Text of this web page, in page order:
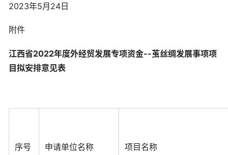
2023年5月24日
附件
江西省2022年度外经贸发展专项资金--茧丝绸发展事项项
目拟安排意见表
序号 申请单位名称 项目名称